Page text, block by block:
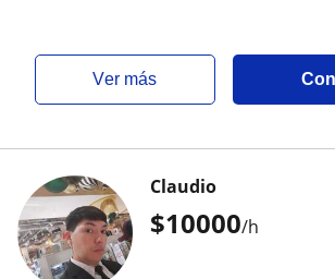
ver más
$10000/h
Claudio